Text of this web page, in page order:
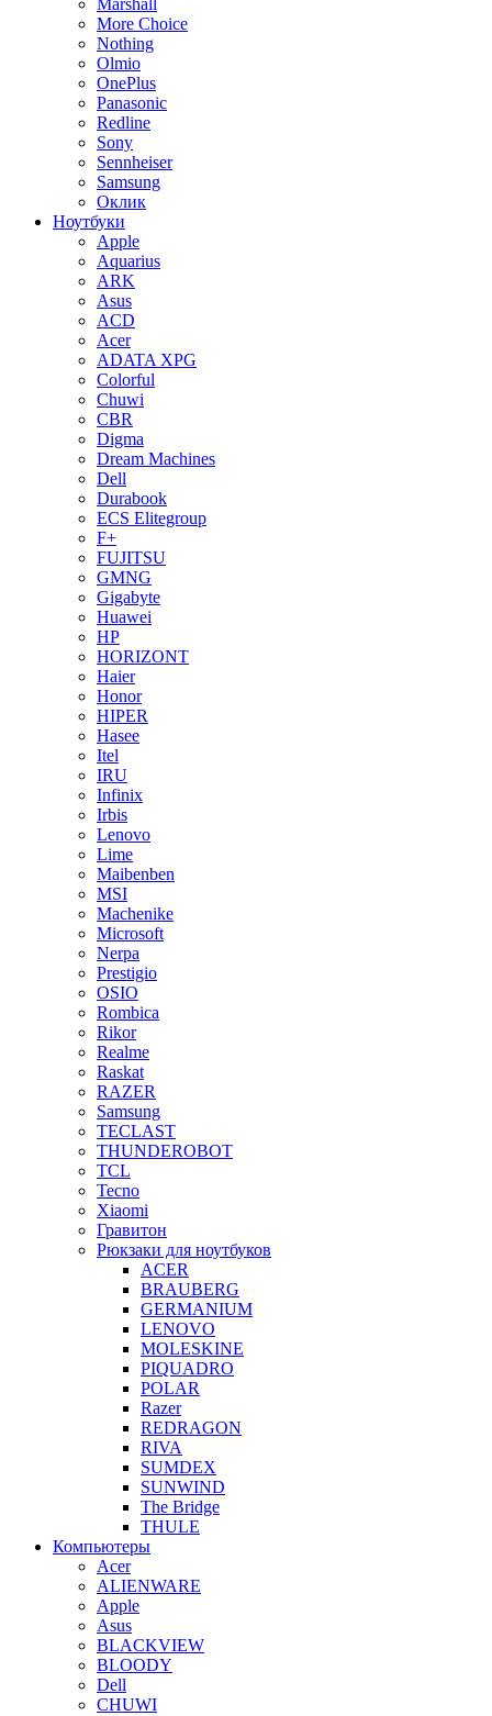
Marshall
More Choice
Nothing
Olmio
OnePlus
Panasonic
Redline
Sony
Sennheiser
Samsung
Оклик
Ноутбуки
Apple
Aquarius
ARK
Asus
ACD
Acer
ADATA XPG
Colorful
Chuwi
CBR
Digma
Dream Machines
Dell
Durabook
ECS Elitegroup
F+
FUJITSU
GMNG
Gigabyte
Huawei
HP
HORIZONT
Haier
Honor
HIPER
Hasee
Itel
IRU
Infinix
Irbis
Lenovo
Lime
Maibenben
MSI
Machenike
Microsoft
Nerpa
Prestigio
OSIO
Rombica
Rikor
Realme
Raskat
RAZER
Samsung
TECLAST
THUNDEROBOT
TCL
Tecno
Xiaomi
Гравитон
Рюкзаки для ноутбуков
ACER
BRAUBERG
GERMANIUM
LENOVO
MOLESKINE
PIQUADRO
POLAR
Razer
REDRAGON
RIVA
SUMDEX
SUNWIND
The Bridge
THULE
Компьютеры
Acer
ALIENWARE
Apple
Asus
BLACKVIEW
BLOODY
Dell
CHUWI